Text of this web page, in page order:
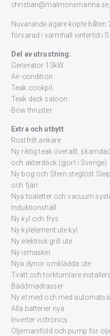
christian@malmonsmarina.se
Nuvarande ägare köpte båten
förvarad i varmhall vintertid i
Del av utrustning:
Generator 13kW
Air-condition
Teak cookpit
Teak deck saloon
Bow thruster
Extra och utbytt
Rostfritt ankare
Ny riktig teak överallt,
och akterdäck (gjort i Sverige)
Ny bog och Stern steglöst
och fjärr
Nya toaletter och vacuum
Induktionshäll
Ny kyl och frys
Ny kylelement ute kyl
Ny elektrisk grill ute
Ny ismaskin
Nya dynor omklädda ute
Tvätt och torktumlare
Bäddmadrasser
Ny el med och med
Alla batterier nya
Inverter victronics
Oljemanifold och pump för